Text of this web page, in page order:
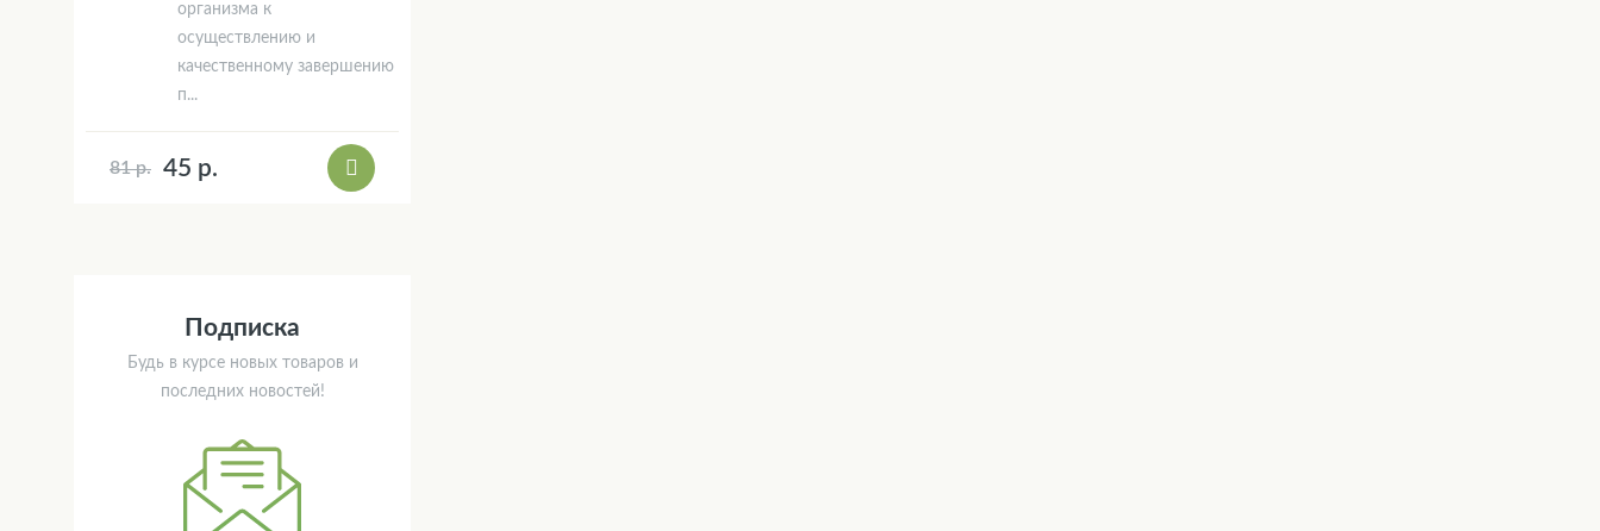
организма к
осуществлению и
качественному завершению
п...
81 р. 45 р.
Подписка
Будь в курсе новых товаров и
последних новостей!